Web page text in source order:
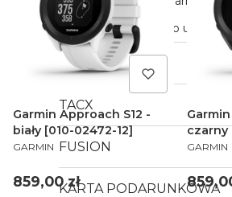
Folie ochronne do
3mk
TACX
FUSION
KARTA PODARUNKOWA
Garmin Approach S12 -
biały [010-02472-12]
PRODUCENT
GARMIN
Cena
859,00 zł
czarny
GARMIN
Cena